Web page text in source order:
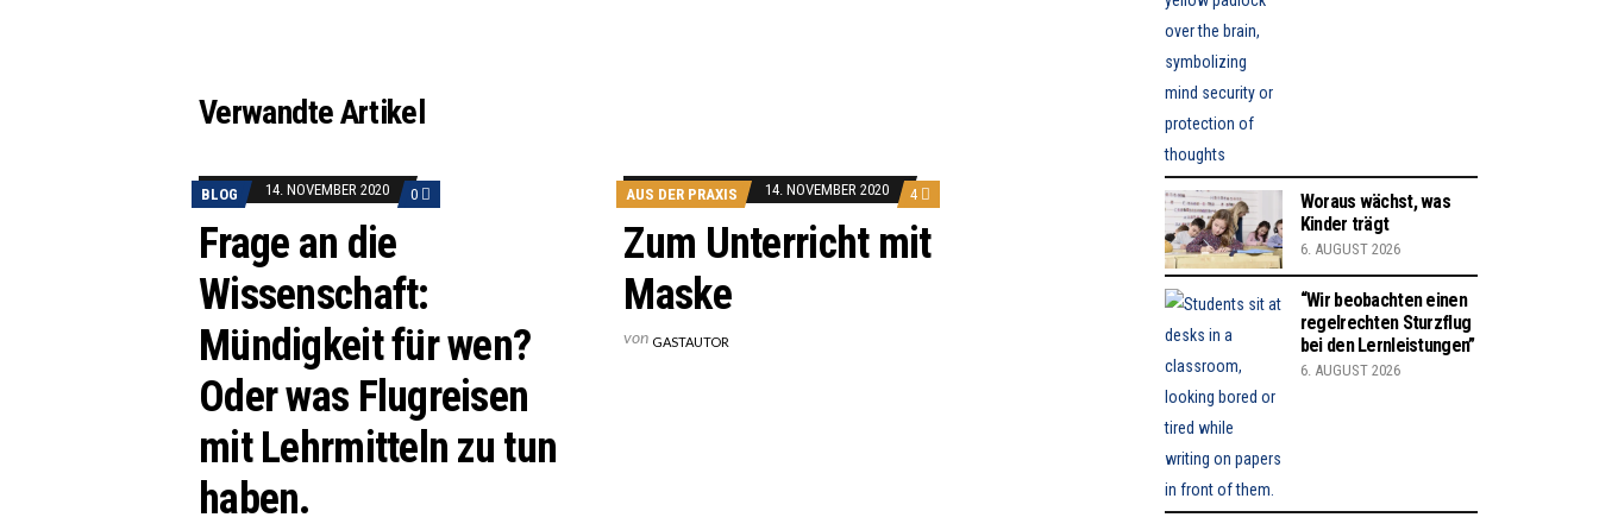
Verwandte Artikel
BLOG 14. NOVEMBER 2020 0
Frage an die
Wissenschaft:
Mündigkeit für wen?
Oder was Flugreisen
mit Lehrmitteln zu tun
haben.
AUS DER PRAXIS 14. NOVEMBER 2020 4
Zum Unterricht mit
Maske
von GASTAUTOR
Woraus wächst, was
Kinder trägt
6. AUGUST 2026
“Wir beobachten einen
regelrechten Sturzflug
bei den Lernleistungen”
6. AUGUST 2026